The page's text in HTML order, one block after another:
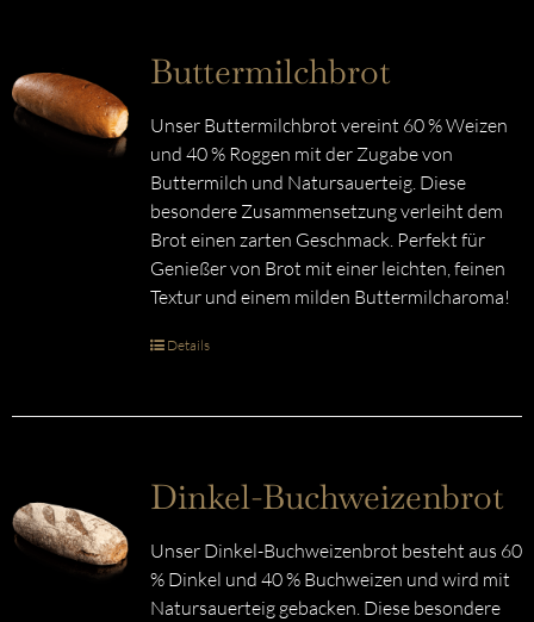
Buttermilchbrot
Unser Buttermilchbrot vereint 60 % Weizen
und 40 % Roggen mit der Zugabe von
Buttermilch und Natursauerteig. Diese
besondere Zusammensetzung verleiht dem
Brot einen zarten Geschmack. Perfekt für
Genießer von Brot mit einer leichten, feinen
Textur und einem milden Buttermilcharoma!
Details
Dinkel-Buchweizenbrot
Unser Dinkel-Buchweizenbrot besteht aus 60
% Dinkel und 40 % Buchweizen und wird mit
Natursauerteig gebacken. Diese besondere